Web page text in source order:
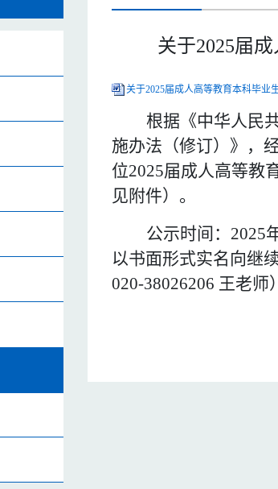
关于2025届
关于2025届成人高等教育本科毕业
根据《中华人民
施办法（修订）》，
位2025届成人高等教
见附件）。
公示时间： 2025
以书面形式实名向继
020-38026206 王老师